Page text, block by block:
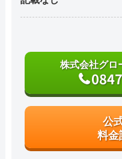
株式会社グロ
公
料金